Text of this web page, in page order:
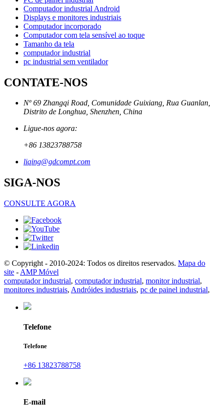
Computador industrial Android
Displays e monitores industriais
Computador incorporado
Computador com tela sensível ao toque
Tamanho da tela
computador industrial
pc industrial sem ventilador
CONTATE-NOS
Nº 69 Zhangqi Road, Comunidade Guixiang, Rua Guanlan,
Distrito de Longhua, Shenzhen, China
Ligue-nos agora:
+86 13823788758
liqing@gdcompt.com
SIGA-NOS
CONSULTE AGORA
© Copyright - 2010-2024: Todos os direitos reservados. Mapa do
site - AMP Móvel
computador industrial, computador industrial, monitor industrial,
monitores industriais, Andróides industriais, pc de painel industrial,
Telefone
Telefone
+86 13823788758
E-mail